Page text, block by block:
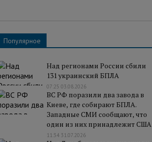
Популярное
Над регионами России сбили
131 украинский БПЛА
07:25 03.08.2026
ВС РФ поразили два завода в
Киеве, где собирают БПЛА.
Западные СМИ сообщают, что
один из них принадлежит США
11:34 31.07.2026